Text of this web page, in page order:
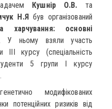
Кушнір О.В. та
Н.Я був організований
харчування: основні
У ньому взяли участь
курсу (спеціальність
5 групи І курсу
модифікованих
потенційних ризиків від